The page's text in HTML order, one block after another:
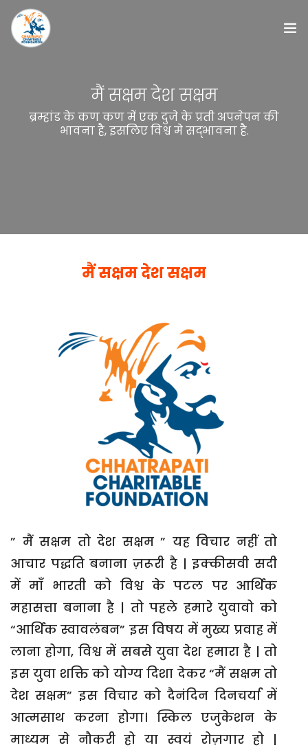
मैं सक्षम देश सक्षम
ब्रम्हांड के कण कण में एक दुजे के प्रती अपनेपन की
भावना है, इसलिए विश्व मे सद्भावना है.
मैं सक्षम देश सक्षम
” मैं सक्षम तो देश सक्षम ” यह विचार नहीं तो
आचार पद्धति बनाना ज़रूरी है | इक्कीसवी सदी
में माँ भारती को विश्व के पटल पर आर्थिक
महासत्ता बनाना है | तो पहले हमारे युवावो को
“आर्थिक स्वावलंबन” इस विषय में मुख्य प्रवाह में
लाना होगा, विश्व में सबसे युवा देश हमारा है | तो
इस युवा शक्ति को योग्य दिशा देकर “मैं सक्षम तो
देश सक्षम” इस विचार को दैनंदिन दिनचर्या में
आत्मसाथ करना होगा। स्किल एजुकेशन के
माध्यम से नौकरी हो या स्वयं रोज़गार हो |